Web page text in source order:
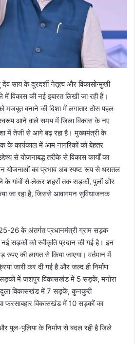
देव साय के दूरदर्शी नेतृत्व और विकासोन्मुखी
की नई इबारत लिखी जा रही है।
बनाने की दिशा में लगातार ठोस पहल
आने वाले समय में जिला विकास के नए
में तेजी से आगे बढ़ रहा है। मुख्यमंत्री के
के कार्यकाल में आम नागरिकों को बेहतर
से योजनाबद्ध तरीके से विकास कार्यों का
योजनाओं का प्रभाव अब स्पष्ट रूप से धरातल
के गांवों से लेकर शहरों तक सड़कों, पुलों और
जा रहा है, जिससे आवागमन सुविधाजनक
26 के अंतर्गत प्रधानमंत्री ग्राम सड़क
सड़कों को स्वीकृति प्रदान की गई है। इन
रुपए की लागत से किया जाएगा। वर्तमान में
जारी कर दी गई है और जल्द ही निर्माण
सड़कों में जशपुर विकासखंड में 5 सड़कें, मनोरा
विकासखंड में 7 सड़कें, कुनकुरी
विकासखंड में 10 सड़कों का
पुल-पुलिया के निर्माण से बदल रही है जिले